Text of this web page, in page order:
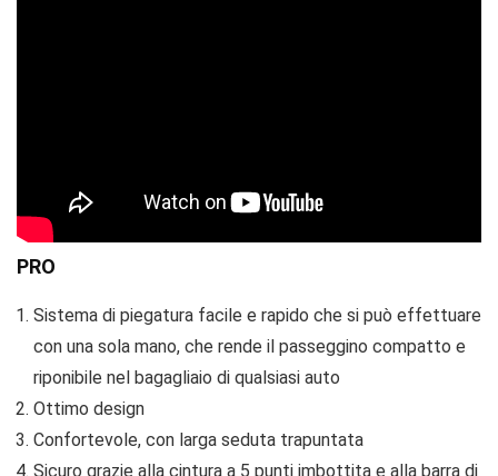
PRO
Sistema di piegatura facile e rapido che si può effettuare
con una sola mano, che rende il passeggino compatto e
riponibile nel bagagliaio di qualsiasi auto
Ottimo design
Confortevole, con larga seduta trapuntata
Sicuro grazie alla cintura a 5 punti imbottita e alla barra di